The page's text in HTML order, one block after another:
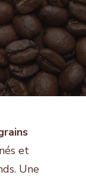
et
Une